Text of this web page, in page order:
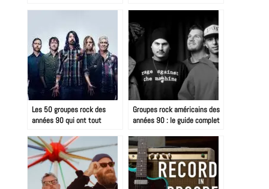
Les 50 groupes rock des
années 90 qui ont tout
Groupes rock américains des
années 90 : le guide complet